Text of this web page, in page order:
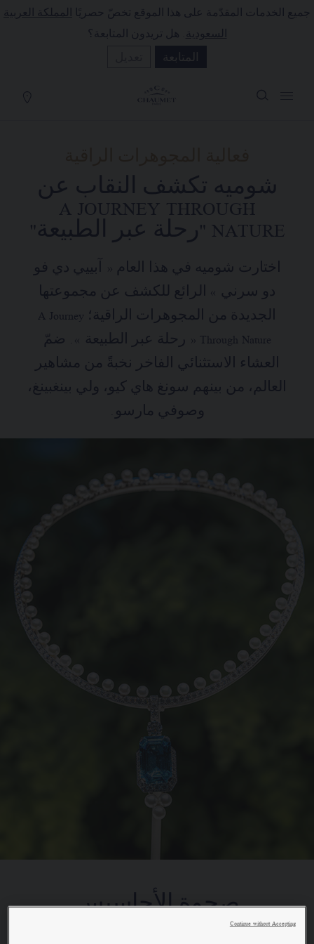
جميع الخدمات المقدّمة على هذا الموقع تخصّ حصريًا المملكة العربية
السعودية . هل تريدون المتابعة؟
المتابعة
شوميه تكشف النقاب عن
A JOURNEY THROUGH
NATURE "رحلة عبر الطبيعة"
اختارت شوميه في هذا العام « آبييي دي فو
دو سرني » الرائع للكشف عن مجموعتها
الجديدة من المجوهرات الراقية؛ A Journey
Through Nature « رحلة عبر الطبيعة ». ضمّ
العشاء الاستثنائي الفاخر نخبةً من مشاهير
العالم، من بينهم سونغ هاي كيو، ولي بينغبينغ،
وصوفي مارسو.
صحوة الأحاسيس
YOUR CART IS EMPTY
Continue without Accepting